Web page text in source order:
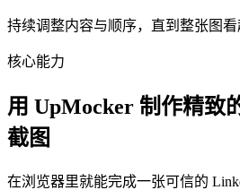
持续调整内容与顺序，直到整张图看
核心能力
用 UpMocker 制作精致
截图
在浏览器里就能完成一张可信的